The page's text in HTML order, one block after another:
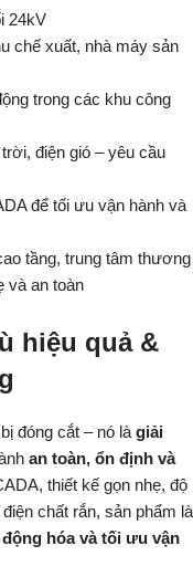
24kV
chế xuất, nhà máy sản
trong các khu công
điện gió – yêu cầu
để tối ưu vận hành và
tầng, trung tâm thương
và an toàn
hiệu quả &
đóng cắt – nó là giải
an toàn, ổn định và
thiết kế gọn nhẹ, độ
chất rắn, sản phẩm là
hóa và tối ưu vận